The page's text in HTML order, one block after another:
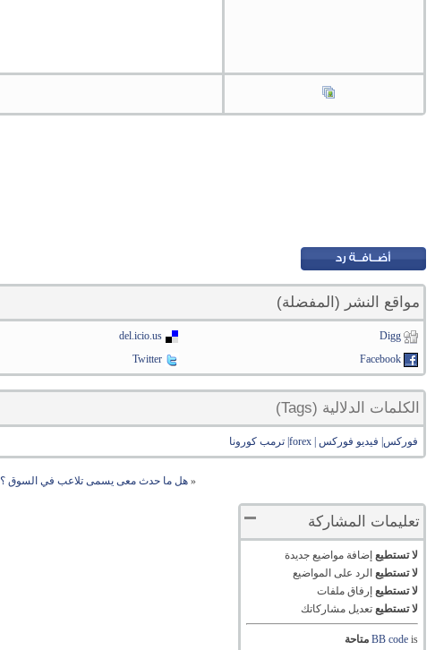
مواقع النشر (المفضلة)
Digg
del.icio.us
Facebook
Twitter
الكلمات الدلالية (Tags)
فوركس| فيديو فوركس | forex| ترمب كورونا
« هل ما حدث معى يسمى تلاعب في السوق ؟
تعليمات المشاركة
لا تستطيع إضافة مواضيع جديدة
لا تستطيع الرد على المواضيع
لا تستطيع إرفاق ملفات
لا تستطيع تعديل مشاركاتك
BB codeis
متاحة